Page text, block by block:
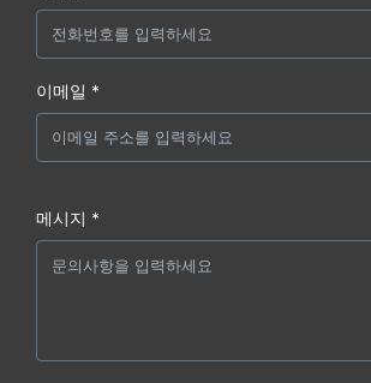
이메일 *
메시지 *